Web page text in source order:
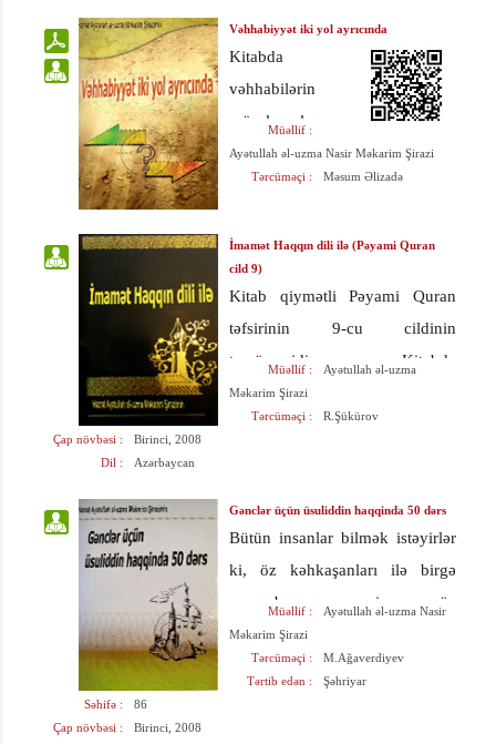
əsas ittihamlara
sadə formada
cavab verilmişdir.
Kitabda Quranın
təhrifi, qəbirlərə
hörmət, təqiyyə,
namazları üç
vaxtda qılmaq,
məsələsi haqda
yaranmış
Vəhhabiyyət iki yol ayrıcında
Kitabda
vəhhabilərin
müsəlmanlara
qarşı törətdiyi
kütləvi və amansız
həmçinin
Teymiyyənin şirk,
tövhid, şəfaət və s.
kitabda cavab
almaq
mümkündür.
Müəllif :
Ayətullah əl-uzma Nasir Məkarim Şirazi
Tərcüməçi :
Məsum Əlizadə
İmamət Haqqın dili ilə (Pəyami Quran
cild 9)
Kitab qiymətli Pəyami Quran
təfsirinin 9-cu cildinin
tərcüməsidir. Kitabda
bəşəriyyətə rəhbərlik məsələsi,
daha sonra məsum imamların
hədislərlə sübutu kitabın əsas
vilayət haqda məlumat almaq
istəyənlər bu kitaba müraciət
edə bilərlər.
Müəllif :
Ayətullah əl-uzma
Məkarim Şirazi
Tərcüməçi :
R.Şükürov
Çap növbəsi :
Birinci, 2008
Dil :
Azərbaycan
Gənclər üçün üsuliddin haqqinda 50 dərs
Bütün insanlar bilmək istəyirlər
ki, öz kəhkaşanları ilə birgə
ucsuz-bucaqsız asiman, öz
gözəllikləri ilə geniş yer kürəsi,
cürbəcür məxluqlar, gözəl
Müəllif :
Ayətullah əl-uzma Nasir
Məkarim Şirazi
Tərcüməçi :
M.Ağaverdiyev
Tərtib edən :
Şəhriyar
Səhifə :
86
Çap növbəsi :
Birinci, 2008